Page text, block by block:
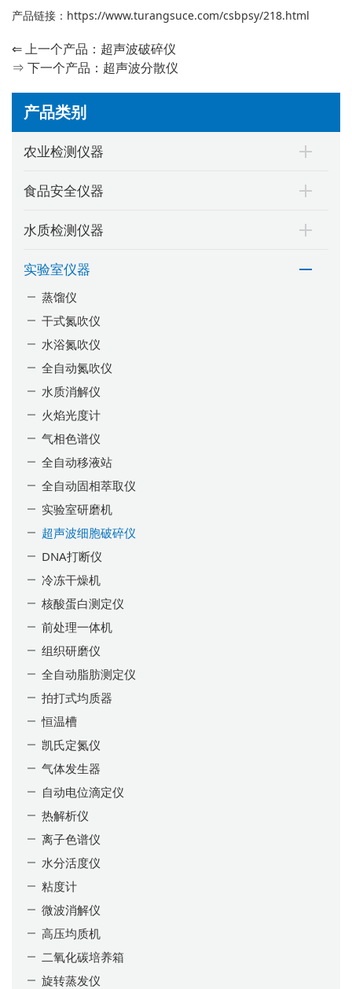
产品类别
农业检测仪器
食品安全仪器
水质检测仪器
实验室仪器
蒸馏仪
干式氮吹仪
水浴氮吹仪
全自动氮吹仪
水质消解仪
火焰光度计
气相色谱仪
全自动移液站
全自动固相萃取仪
实验室研磨机
超声波细胞破碎仪
DNA打断仪
冷冻干燥机
核酸蛋白测定仪
前处理一体机
组织研磨仪
全自动脂肪测定仪
拍打式均质器
恒温槽
凯氏定氮仪
气体发生器
自动电位滴定仪
热解析仪
离子色谱仪
水分活度仪
粘度计
微波消解仪
高压均质机
二氧化碳培养箱
旋转蒸发仪
产品链接： https://www.turangsuce.com/csbpsy/218.html
⇐ 上一个产品： 超声波破碎仪
⇒ 下一个产品： 超声波分散仪